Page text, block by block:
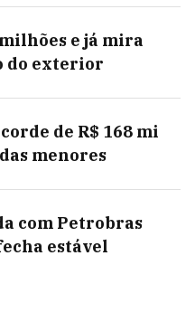
e já mira
do exterior
de R$ 168 mi
menores
com Petrobras
estável